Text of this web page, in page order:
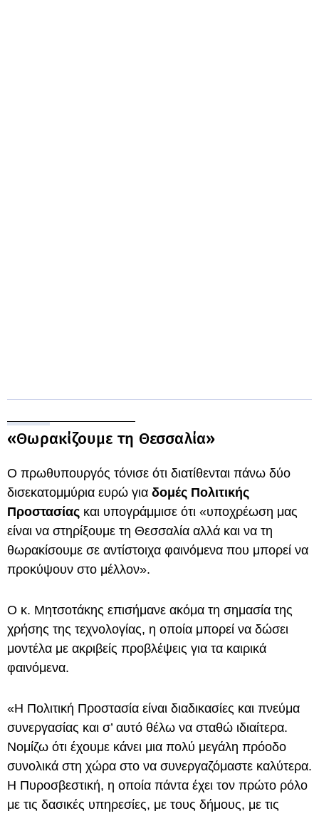
«Θωρακίζουμε τη Θεσσαλία»
Ο πρωθυπουργός τόνισε ότι διατίθενται πάνω δύο
δισεκατομμύρια ευρώ για δομές Πολιτικής
Προστασίας και υπογράμμισε ότι «υποχρέωση μας
είναι να στηρίξουμε τη Θεσσαλία αλλά και να τη
θωρακίσουμε σε αντίστοιχα φαινόμενα που μπορεί να
προκύψουν στο μέλλον».
Ο κ. Μητσοτάκης επισήμανε ακόμα τη σημασία της
χρήσης της τεχνολογίας, η οποία μπορεί να δώσει
μοντέλα με ακριβείς προβλέψεις για τα καιρικά
φαινόμενα.
«Η Πολιτική Προστασία είναι διαδικασίες και πνεύμα
συνεργασίας και σ’ αυτό θέλω να σταθώ ιδιαίτερα.
Νομίζω ότι έχουμε κάνει μια πολύ μεγάλη πρόοδο
συνολικά στη χώρα στο να συνεργαζόμαστε καλύτερα.
Η Πυροσβεστική, η οποία πάντα έχει τον πρώτο ρόλο
με τις δασικές υπηρεσίες, με τους δήμους, με τις